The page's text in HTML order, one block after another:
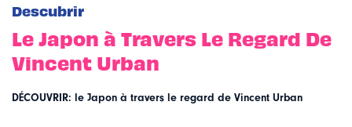
Descubrir
Le Japon à Travers Le Regard De
Vincent Urban
DÉCOUVRIR: le Japon à travers le regard de Vincent Urban